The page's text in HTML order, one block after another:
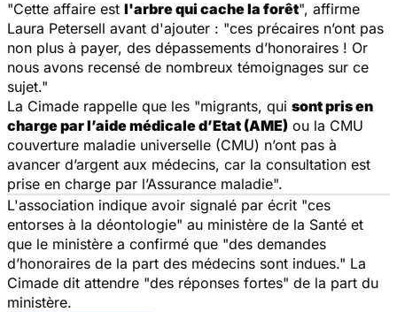
"Cette affaire est l'arbre qui cache la forêt", affirme
Laura Petersell avant d'ajouter : "ces précaires n’ont pas
non plus à payer, des dépassements d’honoraires ! Or
nous avons recensé de nombreux témoignages sur ce
sujet."
La Cimade rappelle que les "migrants, qui sont pris en
charge par l’aide médicale d’Etat (AME) ou la CMU
couverture maladie universelle (CMU) n’ont pas à
avancer d’argent aux médecins, car la consultation est
prise en charge par l’Assurance maladie".
L'association indique avoir signalé par écrit "ces
entorses à la déontologie" au ministère de la Santé et
que le ministère a confirmé que "des demandes
d’honoraires de la part des médecins sont indues." La
Cimade dit attendre "des réponses fortes" de la part du
ministère.